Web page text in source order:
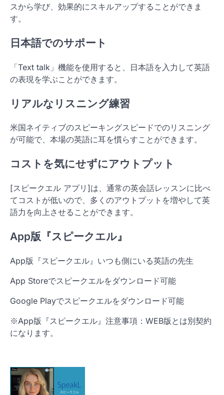
スから学び、効果的にスキルアップすることができま
す。
日本語でのサポート
「Text talk」機能を使用すると、日本語を入力して英語
の表現を学ぶことができます。
リアルなリスニング練習
米国ネイティブのスピーキングスピードでのリスニング
が可能で、本場の英語に耳を慣らすことができます。
コストを気にせずにアウトプット
[スピークエル アプリ]は、通常の英会話レッスンに比べ
てコストが低いので、多くのアウトプットを増やして英
語力を向上させることができます。
App版『スピークエル』
App版『スピークエル』いつも側にいる英語の先生
App Storeでスピークエルをダウンロード可能
Google Playでスピークエルをダウンロード可能
※App版『スピークエル』注意事項：WEB版とは別契約
になります。